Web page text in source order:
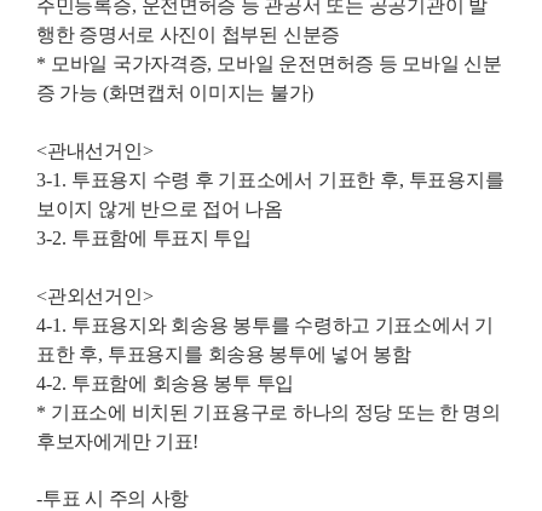
주민등록증, 운전면허증 등 관공서 또는 공공기관이 발
행한 증명서로 사진이 첩부된 신분증
* 모바일 국가자격증, 모바일 운전면허증 등 모바일 신분
증 가능 (화면캡처 이미지는 불가)
<관내선거인>
3-1. 투표용지 수령 후 기표소에서 기표한 후, 투표용지를
보이지 않게 반으로 접어 나옴
3-2. 투표함에 투표지 투입
<관외선거인>
4-1. 투표용지와 회송용 봉투를 수령하고 기표소에서 기
표한 후, 투표용지를 회송용 봉투에 넣어 봉함
4-2. 투표함에 회송용 봉투 투입
* 기표소에 비치된 기표용구로 하나의 정당 또는 한 명의
후보자에게만 기표!
-투표 시 주의 사항